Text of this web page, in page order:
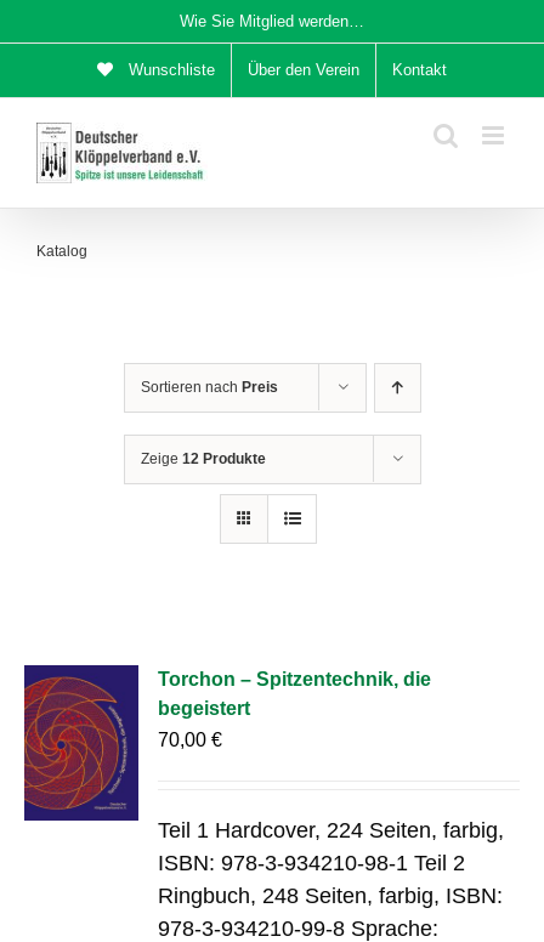
Inhalt
Wie Sie Mitglied werden…
Wunschliste Über den Verein Kontakt
Katalog
Sortieren nach Preis
Zeige 12 Produkte
Torchon – Spitzentechnik, die
begeistert
70,00€
Teil 1 Hardcover, 224 Seiten, farbig,
ISBN: 978-3-934210-98-1 Teil 2
Ringbuch, 248 Seiten, farbig, ISBN:
978-3-934210-99-8 Sprache: